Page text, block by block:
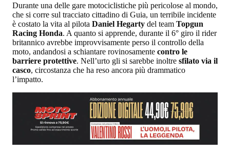
Durante una delle gare motociclistiche più pericolose al mondo,
che si corre sul tracciato cittadino di Guia, un terribile incidente
è costato la vita al pilota Daniel Hegarty del team Topgun
Racing Honda. A quanto si apprende, durante il 6° giro il rider
britannico avrebbe improvvisamente perso il controllo della
moto, andandosi a schiantare rovinosamente contro le
barriere protettive. Nell’urto gli si sarebbe inoltre sfilato via il
casco, circostanza che ha reso ancora più drammatico
l’impatto.